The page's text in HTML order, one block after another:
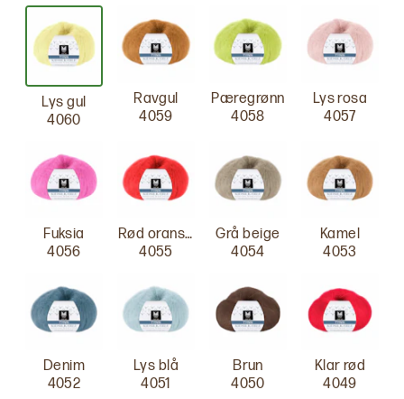
Lys gul
4060
Ravgul
4059
Pæregrønn
4058
Lys rosa
4057
Fuksia
4056
Rød oransje
4055
Grå beige
4054
Kamel
4053
Denim
4052
Lys blå
4051
Brun
4050
Klar rød
4049